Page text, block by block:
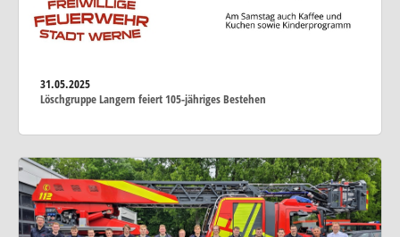
31.05.2025
Löschgruppe Langern feiert 105-jähriges Bestehen